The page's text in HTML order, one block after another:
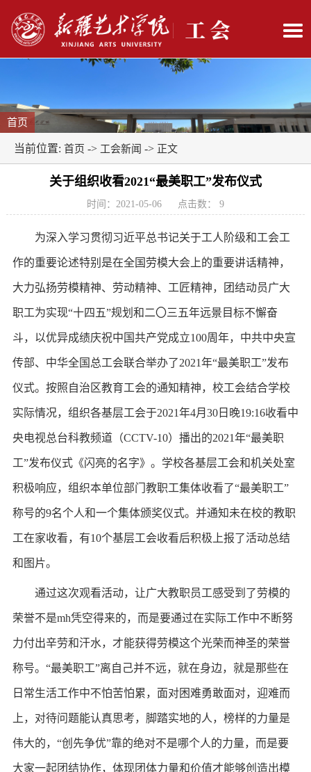
首页
当前位置: 首页 -> 工会新闻 -> 正文
关于组织收看2021“最美职工”发布仪式
时间：2021-05-06 点击数： 9
为深入学习贯彻习近平总书记关于工人阶级和工会工
作的重要论述特别是在全国劳模大会上的重要讲话精神，
大力弘扬劳模精神、劳动精神、工匠精神，团结动员广大
职工为实现“十四五”规划和二〇三五年远景目标不懈奋
斗，以优异成绩庆祝中国共产党成立100周年，中共中央宣
传部、中华全国总工会联合举办了2021年“最美职工”发布
仪式。按照自治区教育工会的通知精神，校工会结合学校
实际情况，组织各基层工会于2021年4月30日晚19:16收看中
央电视总台科教频道（CCTV-10）播出的2021年“最美职
工”发布仪式《闪亮的名字》。学校各基层工会和机关处室
积极响应，组织本单位部门教职工集体收看了“最美职工”
称号的9名个人和一个集体颁奖仪式。并通知未在校的教职
工在家收看，有10个基层工会收看后积极上报了活动总结
和图片。
通过这次观看活动，让广大教职员工感受到了劳模的
荣誉不是mh凭空得来的，而是要通过在实际工作中不断努
力付出辛劳和汗水，才能获得劳模这个光荣而神圣的荣誉
称号。“最美职工”离自己并不远，就在身边，就是那些在
日常生活工作中不怕苦怕累，面对困难勇敢面对，迎难而
上，对待问题能认真思考，脚踏实地的人，榜样的力量是
伟大的，“创先争优”靠的绝对不是哪个人的力量，而是要
大家一起团结协作，体现团体力量和价值才能够创造出模